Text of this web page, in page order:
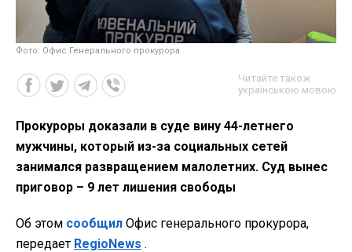
Фото: Офис Генерального прокурора
Читайте також
українською мовою
Прокуроры доказали в суде вину 44-летнего
мужчины, который из-за социальных сетей
занимался развращением малолетних. Суд вынес
приговор – 9 лет лишения свободы
Об этом сообщил Офис генерального прокурора,
передает RegioNews .